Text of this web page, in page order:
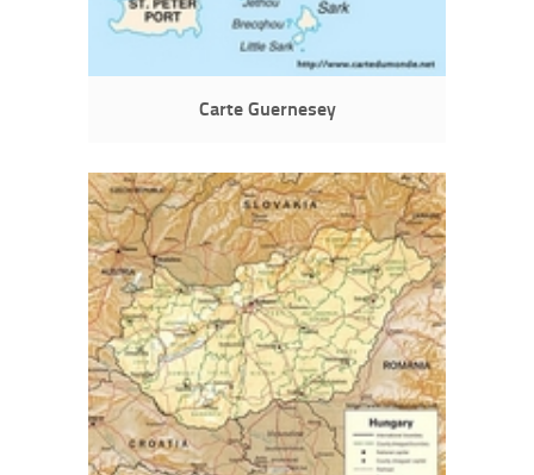
Carte Guernesey